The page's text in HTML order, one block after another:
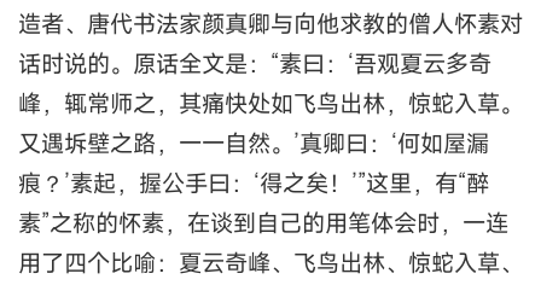
造者、唐代书法家颜真卿与向他求教的僧人怀素对
话时说的。原话全文是：“素曰：‘吾观夏云多奇
峰，辄常师之，其痛快处如飞鸟出林，惊蛇入草。
又遇坼壁之路，一一自然。’真卿曰：‘何如屋漏
痕？’素起，握公手曰：‘得之矣！’”这里，有“醉
素”之称的怀素，在谈到自己的用笔体会时，一连
用了四个比喻：夏云奇峰、飞鸟出林、惊蛇入草、